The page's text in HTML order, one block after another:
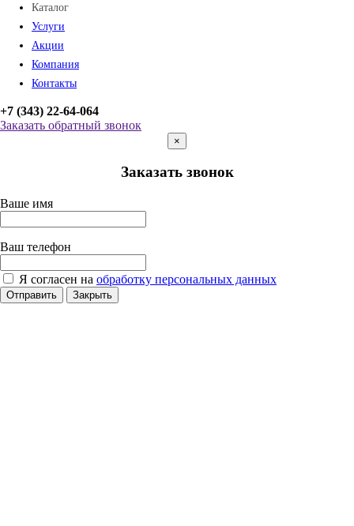
Каталог
Услуги
Акции
Компания
Контакты
+7 (343) 22-64-064
Заказать обратный звонок
×
Заказать звонок
Ваше имя
Ваш телефон
Я согласен на обработку персональных данных
Отправить Закрыть